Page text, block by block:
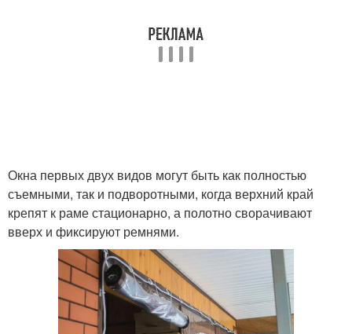
Окна первых двух видов могут быть как полностью
съемными, так и подворотными, когда верхний край
крепят к раме стационарно, а полотно сворачивают
вверх и фиксируют ремнями.